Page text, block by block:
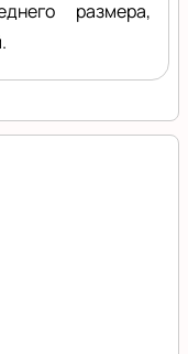
размера,